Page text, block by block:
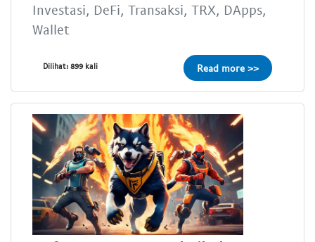
Investasi, DeFi, Transaksi, TRX, DApps,
Wallet
Dilihat: 899 kali Read more >>